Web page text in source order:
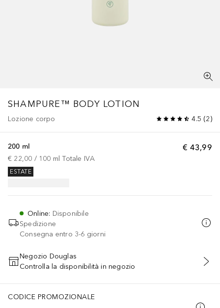
SHAMPURE™ BODY LOTION
Lozione corpo 4.5 (2)
€ 43,99
200 ml
€ 22,00 / 100 ml Totale IVA
ESTATE
Online: Disponibile
Spedizione
Consegna entro 3-6 giorni
AGGIUNGI AL CARRELLO
Negozio Douglas
Controlla la disponibilità in negozio
CODICE PROMOZIONALE